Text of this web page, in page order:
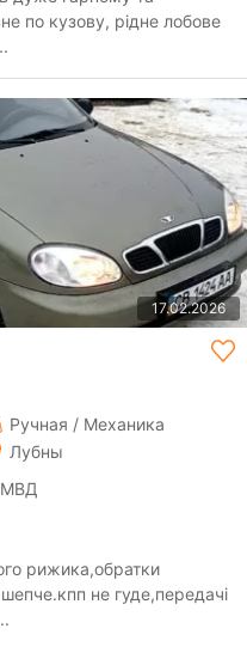
по кузову, рідне лобове
17.02.2026
Ручная / Механика
Лубны
МВД
рижика,обратки
не гуде,передачі